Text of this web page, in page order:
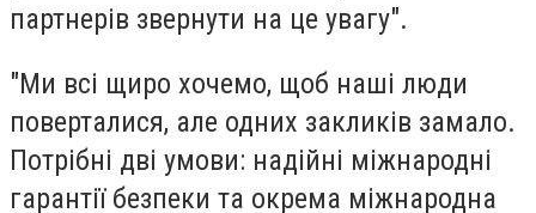
партнерів звернути на це увагу".
"Ми всі щиро хочемо, щоб наші люди
поверталися, але одних закликів замало.
Потрібні дві умови: надійні міжнародні
гарантії безпеки та окрема міжнародна